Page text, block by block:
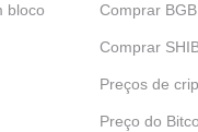
bloco Comprar BGB
Comprar
Preços de
Preço do